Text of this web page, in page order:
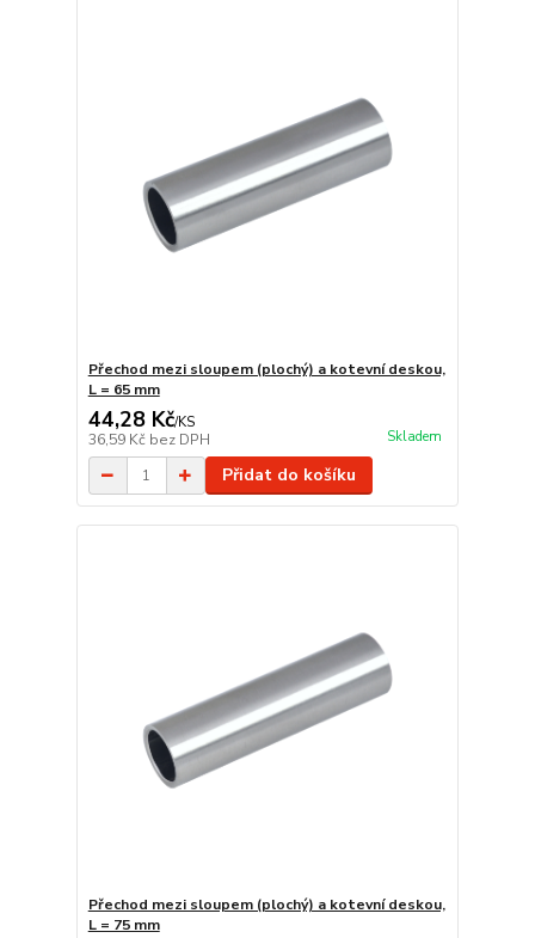
Přechod mezi sloupem (plochý) a kotevní deskou,
L = 65 mm
44,28 Kč/KS
36,59 Kč bez DPH Skladem
Přidat do košíku
Přechod mezi sloupem (plochý) a kotevní deskou,
L = 75 mm